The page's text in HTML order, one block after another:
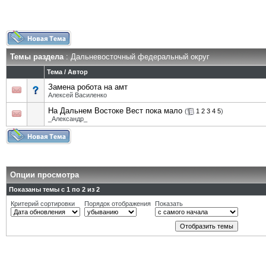
Темы раздела: Дальневосточный федеральный округ
Тема / Автор
Замена робота на амт
Алексей Василенко
На Дальнем Востоке Вест пока мало ( 1 2 3 4 5)
_Александр_
Опции просмотра
Показаны темы с 1 по 2 из 2
Критерий сортировки
Порядок отображения Показать